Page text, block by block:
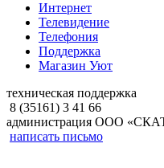
Интернет
Телевидение
Телефония
Поддержка
Магазин Уют
техническая поддержка
8 (35161) 3 41 66
администрация ООО
написать письмо